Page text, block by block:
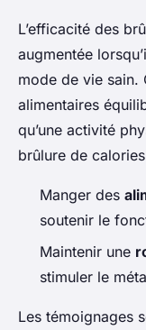
L’efficacité des
augmentée
mode de vie sain.
alimentaires
qu’une activité
brûlure de
Manger des
soutenir le
Maintenir une
stimuler le
Les témoignages